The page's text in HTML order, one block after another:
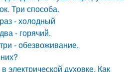
Три способа.
- холодный
- горячий.
- обезвоживание.
электрической духовке. Как